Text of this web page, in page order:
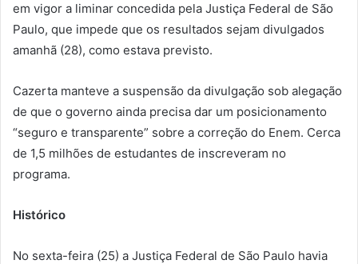
em vigor a liminar concedida pela Justiça Federal de São
Paulo, que impede que os resultados sejam divulgados
amanhã (28), como estava previsto.
Cazerta manteve a suspensão da divulgação sob alegação
de que o governo ainda precisa dar um posicionamento
“seguro e transparente” sobre a correção do Enem. Cerca
de 1,5 milhões de estudantes de inscreveram no
programa.
Histórico
No sexta-feira (25) a Justiça Federal de São Paulo havia